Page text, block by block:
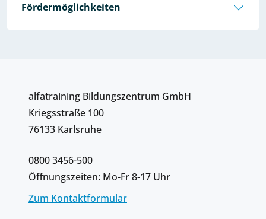
Fördermöglichkeiten
alfatraining Bildungszentrum GmbH
Kriegsstraße 100
76133 Karlsruhe
0800 3456-500
Öffnungszeiten: Mo-Fr 8-17 Uhr
Zum Kontaktformular